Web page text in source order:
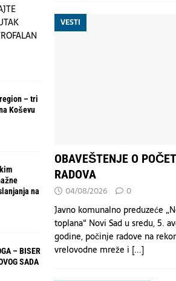
– tri
Koševu
na
– BISER
SADA
VESTI
OBAVEŠTENJE O
RADOVA
04/08/2026 0
Javno komunalno preduzeće
toplana“ Novi Sad u sredu, 5.
godine, počinje radove na
vrelovodne mreže i [...]